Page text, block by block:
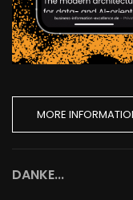
MORE
DANKE...